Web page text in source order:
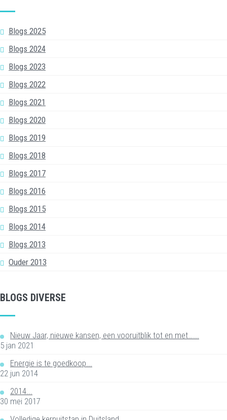
Blogs 2025
Blogs 2024
Blogs 2023
Blogs 2022
Blogs 2021
Blogs 2020
Blogs 2019
Blogs 2018
Blogs 2017
Blogs 2016
Blogs 2015
Blogs 2014
Blogs 2013
Ouder 2013
BLOGS DIVERSE
Nieuw Jaar, nieuwe kansen, een vooruitblik tot en met…...
5 jan 2021
Energie is te goedkoop...
22 jun 2014
2014...
30 mei 2017